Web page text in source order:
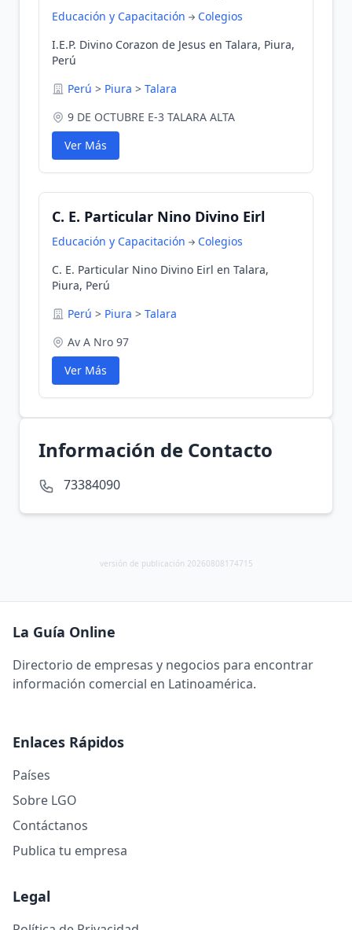
Educación y Capacitación
Colegios
I.E.P. Divino Corazon de Jesus en Talara, Piura,
Perú
Perú > Piura > Talara
9 DE OCTUBRE E-3 TALARA ALTA
Ver Más
C. E. Particular Nino Divino Eirl
Educación y Capacitación
Colegios
C. E. Particular Nino Divino Eirl en Talara,
Piura, Perú
Perú > Piura > Talara
Av A Nro 97
Ver Más
Información de Contacto
73384090
versión de publicación 20260808174715
La Guía Online
Directorio de empresas y negocios para encontrar
información comercial en Latinoamérica.
Enlaces Rápidos
Países
Sobre LGO
Contáctanos
Publica tu empresa
Legal